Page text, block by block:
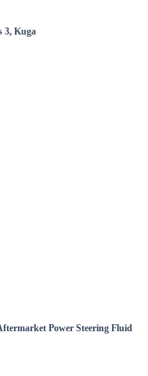
3, Kuga
Power Steering Fluid